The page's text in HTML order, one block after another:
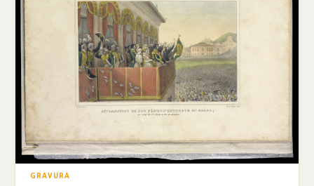
GRAVURA